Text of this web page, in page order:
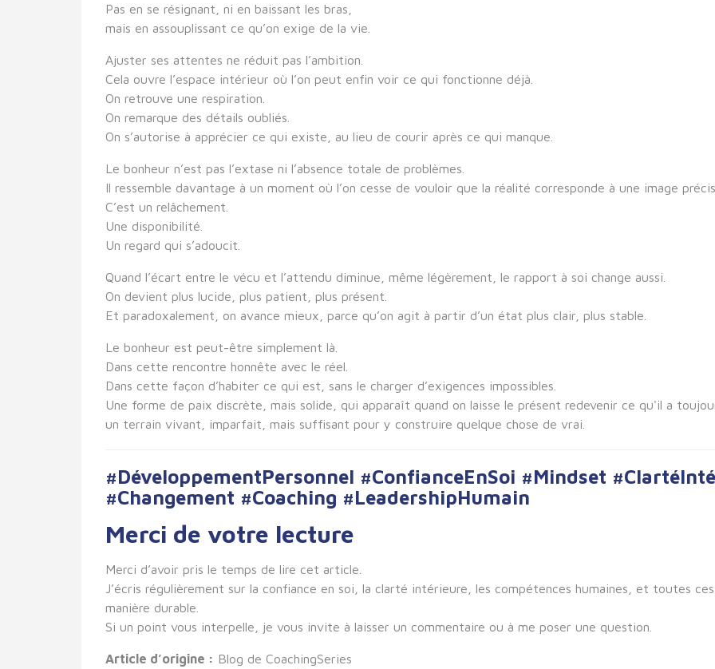
Pas en se résignant, ni en baissant les bras,
mais en assouplissant ce qu’on exige de la vie.
Ajuster ses attentes ne réduit pas l’ambition.
Cela ouvre l’espace intérieur où l’on peut enfin voir ce qui fonctionne déjà.
On retrouve une respiration.
On remarque des détails oubliés.
On s’autorise à apprécier ce qui existe, au lieu de courir après ce qui manque.
Le bonheur n’est pas l’extase ni l’absence totale de problèmes.
Il ressemble davantage à un moment où l’on cesse de vouloir que la réalité corresponde à une image
C’est un relâchement.
Une disponibilité.
Un regard qui s’adoucit.
Quand l’écart entre le vécu et l’attendu diminue, même légèrement, le rapport à soi change aussi.
On devient plus lucide, plus patient, plus présent.
Et paradoxalement, on avance mieux, parce qu’on agit à partir d’un état plus clair, plus stable.
Le bonheur est peut-être simplement là.
Dans cette rencontre honnête avec le réel.
Dans cette façon d’habiter ce qui est, sans le charger d’exigences impossibles.
Une forme de paix discrète, mais solide, qui apparaît quand on laisse le présent redevenir ce qu'il a
un terrain vivant, imparfait, mais suffisant pour y construire quelque chose de vrai.
#DéveloppementPersonnel #ConfianceEnSoi #Mindset
#Changement #Coaching #LeadershipHumain
Merci de votre lecture
Merci d’avoir pris le temps de lire cet article.
J’écris régulièrement sur la confiance en soi, la clarté intérieure, les compétences humaines, et toutes
manière durable.
Si un point vous interpelle, je vous invite à laisser un commentaire ou à me poser une question.
Article d’origine : Blog de CoachingSeries